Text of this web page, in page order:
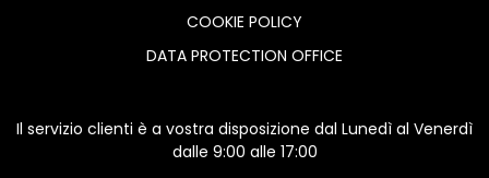
COOKIE POLICY
DATA PROTECTION OFFICE
Il servizio clienti è a vostra disposizione dal Lunedì al Venerdì
dalle 9:00 alle 17:00